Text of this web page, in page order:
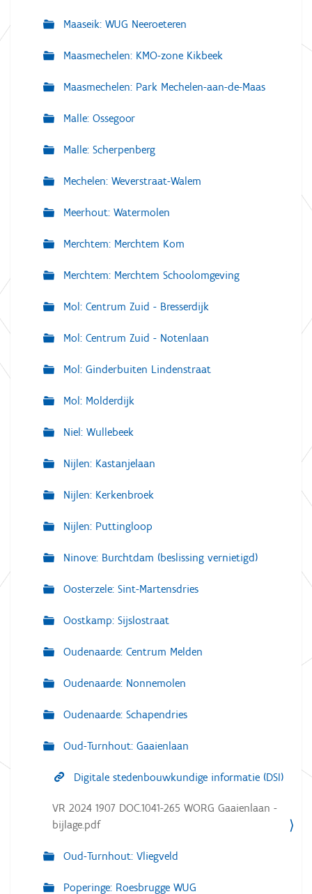
Maaseik: WUG Neeroeteren
Maasmechelen: KMO-zone Kikbeek
Maasmechelen: Park Mechelen-aan-de-Maas
Malle: Ossegoor
Malle: Scherpenberg
Mechelen: Weverstraat-Walem
Meerhout: Watermolen
Merchtem: Merchtem Kom
Merchtem: Merchtem Schoolomgeving
Mol: Centrum Zuid - Bresserdijk
Mol: Centrum Zuid - Notenlaan
Mol: Ginderbuiten Lindenstraat
Mol: Molderdijk
Niel: Wullebeek
Nijlen: Kastanjelaan
Nijlen: Kerkenbroek
Nijlen: Puttingloop
Ninove: Burchtdam (beslissing vernietigd)
Oosterzele: Sint-Martensdries
Oostkamp: Sijslostraat
Oudenaarde: Centrum Melden
Oudenaarde: Nonnemolen
Oudenaarde: Schapendries
Oud-Turnhout: Gaaienlaan
Digitale stedenbouwkundige informatie (DSI)
VR 2024 1907 DOC.1041-265 WORG Gaaienlaan -
bijlage.pdf
Oud-Turnhout: Vliegveld
Poperinge: Roesbrugge WUG